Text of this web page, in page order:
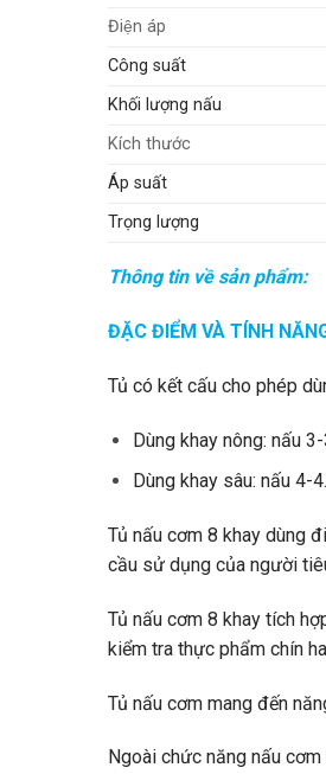
Điện áp
Công suất
Khối lượng nấu
Kích thước
Áp suất
Trọng lượng
Thông tin về sản phẩm:
ĐẶC ĐIỂM VÀ TÍNH
Tủ có kết cấu cho phép
Dùng khay nông: nấu
Dùng khay sâu: nấu
Tủ nấu cơm 8 khay dùng
cầu sử dụng của người
Tủ nấu cơm 8 khay tích
kiểm tra thực phẩm chín
Tủ nấu cơm mang đến
Ngoài chức năng nấu